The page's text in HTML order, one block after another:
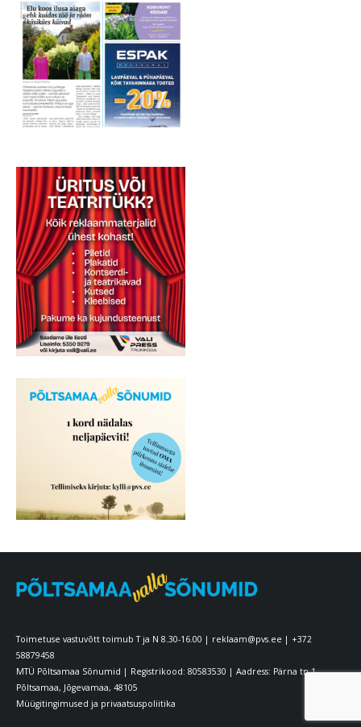
Toimetuse vastuvõtt toimub T ja N 8.30-16.00 | reklaam@pvs.ee | +372
58879458
MTÜ Põltsamaa Sõnumid | Registrikood: 80583530 | Aadress: Pärna tn 1
Põltsamaa, Jõgevamaa, 48105
Müügitingimused ja privaatsuspoliitika